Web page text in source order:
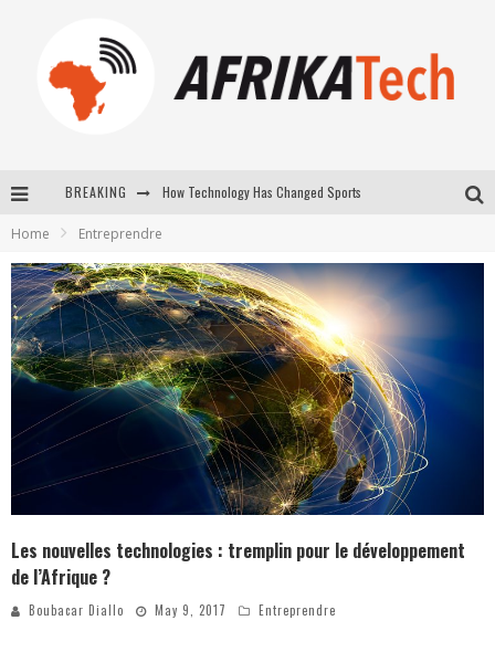
BREAKING
New to online sports betting? Consider These Tips to Play Your First Online Sports Betting Successfully
Home Entreprendre
Les nouvelles technologies : tremplin pour le développement
de l’Afrique ?
Boubacar Diallo May 9, 2017 Entreprendre